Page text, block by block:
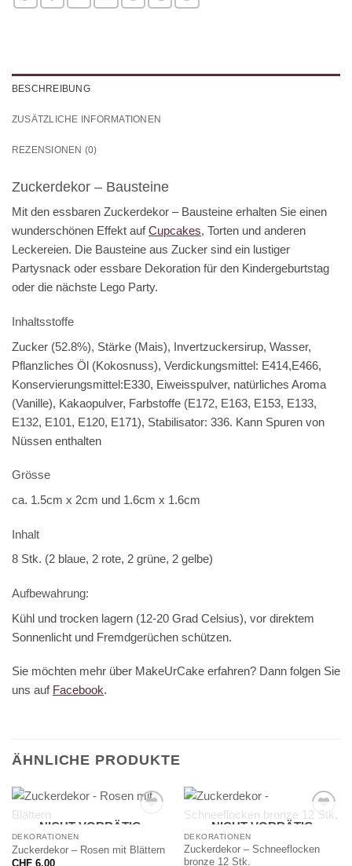
BESCHREIBUNG
ZUSÄTZLICHE INFORMATIONEN
REZENSIONEN (0)
Zuckerdekor – Bausteine
Mit den essbaren Zuckerdekor – Bausteine erhalten Sie einen
wunderschönen Effekt aufCupcakes, Torten und anderen
Leckereien. Die Bausteine aus Zucker sind ein lustiger
Partysnack oder essbare Dekoration für den Kindergeburtstag
oder die nächste Lego Party.
Inhaltsstoffe
Zucker (52.8%), Stärke (Mais), Invertzuckersirup, Wasser,
Pflanzliches Öl (Kokosnuss), Verdickungsmittel: E414,E466,
Konservierungsmittel:E330, Eiweisspulver, natürliches Aroma
(Vanille), Kakaopulver, Farbstoffe (E172, E163, E153, E133,
E132, E101, E120, E171), Stabilisator: 336. Kann Spuren von
Nüssen enthalten
Grösse
ca. 1.5cm x 2cm und 1.6cm x 1.6cm
Inhalt
8 Stk. (2 blaue, 2 rote, 2 grüne, 2 gelbe)
Aufbewahrung:
Kühl und trocken lagern (12-20 Grad Celsius), vor direktem
Sonnenlicht und Fremdgerüchen schützen.
Sie möchten mehr über MakeUrCake erfahren? Dann folgen Sie
uns auf Facebook.
ÄHNLICHE PRODUKTE
NICHT VORRÄTIG
DEKORATIONEN
Zuckerdekor – Rosen mit Blättern
CHF6.00
NICHT VORRÄTIG
DEKORATIONEN
Zuckerdekor – Schneeflocken
bronze 12 Stk.